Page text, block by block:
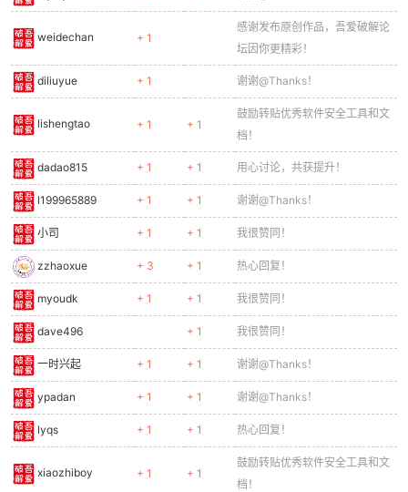
weidechan + 1
感谢发布原创作品，吾爱破解论
坛因你更精彩！
diliuyue + 1 谢谢@Thanks！
lishengtao + 1 + 1
鼓励转贴优秀软件安全工具和文
档！
dadao815 + 1 + 1 用心讨论，共获提升！
l199965889 + 1 + 1 谢谢@Thanks！
小司 + 1 + 1 我很赞同！
zzhaoxue + 3 + 1 热心回复！
myoudk + 1 + 1 我很赞同！
dave496 + 1 我很赞同！
一时兴起 + 1 + 1 谢谢@Thanks！
ypadan + 1 + 1 谢谢@Thanks！
lyqs + 1 + 1 热心回复！
xiaozhiboy + 1 + 1
鼓励转贴优秀软件安全工具和文
档！